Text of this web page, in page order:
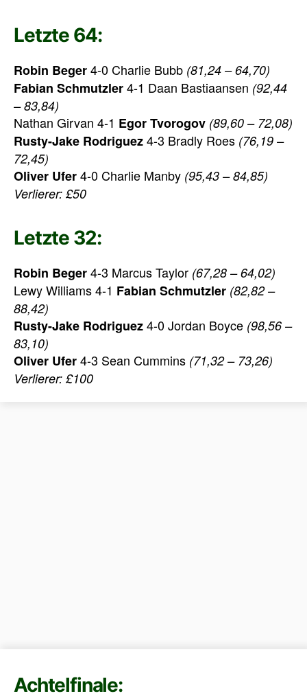
Letzte 64:
Robin Beger4-0 Charlie Bubb (81,24 – 64,70)
Fabian Schmutzler4-1 Daan Bastiaansen (92,44
– 83,84)
Nathan Girvan 4-1 Egor Tvorogov (89,60 – 72,08)
Rusty-Jake Rodriguez4-3 Bradly Roes (76,19 –
72,45)
Oliver Ufer4-0 Charlie Manby (95,43 – 84,85)
Verlierer: £50
Letzte 32:
Robin Beger4-3 Marcus Taylor (67,28 – 64,02)
Lewy Williams 4-1 Fabian Schmutzler (82,82 –
88,42)
Rusty-Jake Rodriguez4-0 Jordan Boyce (98,56 –
83,10)
Oliver Ufer4-3 Sean Cummins (71,32 – 73,26)
Verlierer: £100
Achtelfinale: